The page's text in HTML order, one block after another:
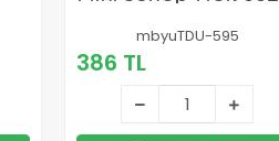
mbyuTDU-595
386 TL